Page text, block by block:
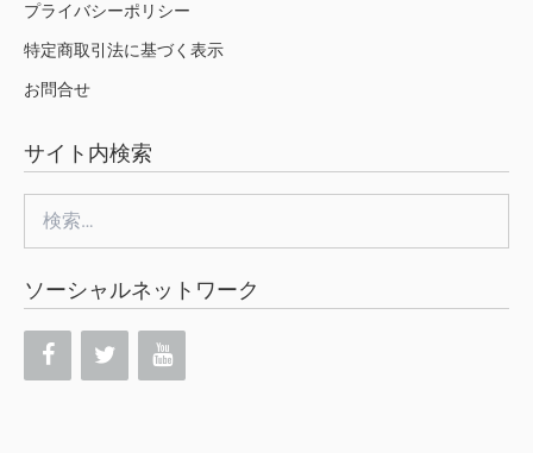
プライバシーポリシー
特定商取引法に基づく表示
お問合せ
サイト内検索
索:
ソーシャルネットワーク